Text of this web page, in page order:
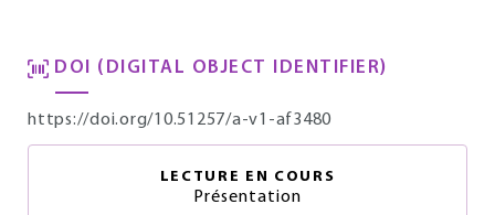
DOI (DIGITAL OBJECT IDENTIFIER)
https://doi.org/10.51257/a-v1-af3480
LECTURE EN COURS
Présentation